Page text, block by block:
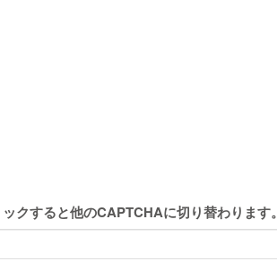
クすると他のCAPTCHAに切り替わります。